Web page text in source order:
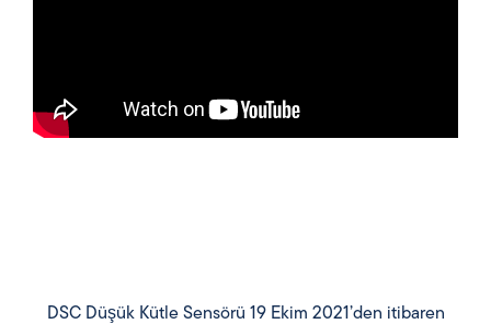
DSC Düşük Kütle Sensörü 19 Ekim 2021’den itibaren